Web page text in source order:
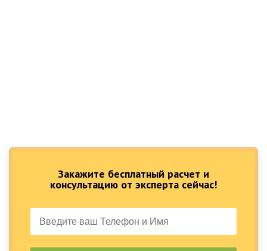
Закажите бесплатный расчет и
консультацию от эксперта сейчас!